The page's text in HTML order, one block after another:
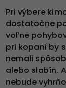
Pri výbere
dostatočne
voľne
pri kopaní by
nemali
alebo slabín.
nebude